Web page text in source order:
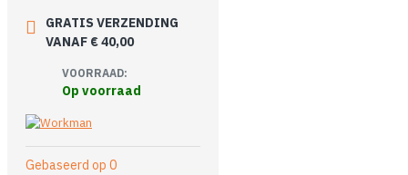
GRATIS VERZENDING
VANAF € 40,00
VOORRAAD:
Op voorraad
Gebaseerd op 0